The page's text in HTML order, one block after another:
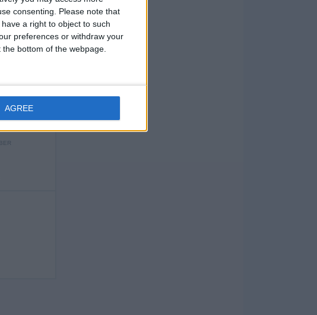
consenting.
Please note that
a right to object to such
preferences or withdraw your
bottom of the webpage.
AGREE